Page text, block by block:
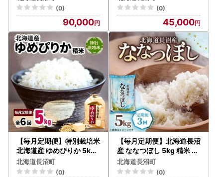
米 コメ全6回【4086816
】
(0)
90,000
米全3回【4086817】
(0)
45,000
【毎月定期便】特別栽培米
北海道産 ゆめぴりか 5kg(
5キロ×1) 精米 美味しいお
米全6回【4086818】
北海道長沼町
(0)
【毎月定期便】北海道長沼
産 ななつぼし 5kg 精米 特
A 契約栽培米 美味しいお
米全3回【4087801】
北海道長沼町
(0)